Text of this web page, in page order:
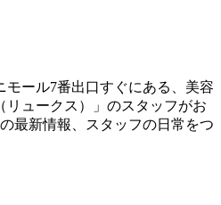
モール7番出口すぐにある、美容
リュークス）」のスタッフがお
最新情報、スタッフの日常をつ